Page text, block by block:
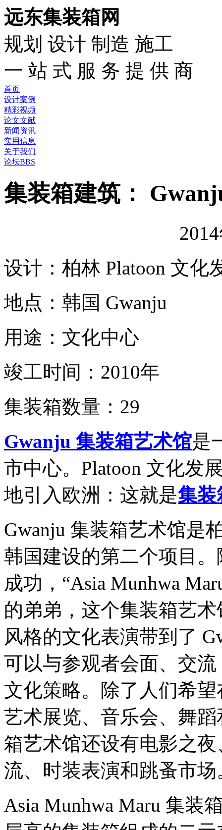
远东集装箱网
规划 设计 制造 施工
一 站 式 服 务 提 供 商
首页
设计案例
精彩视频
论文文献
新闻资讯
实用信息
关于我们
论坛BBS
集装箱建筑：
设计：柏林 Platoon 文化
地点：韩国 Gwanju
用途：文化中心
竣工时间：2010年
集装箱数量：29
Gwanju 集装箱艺术馆是
市中心。Platoon 文化发
地引入欧洲：这就是集装
Gwanju 集装箱艺术馆是
韩国建设的第二个项目
成功，“Asia Munhwa
的弟弟，这个集装箱艺
风格的文化表演带到了
可以与参观者会面、交
文化策略。除了人们希
艺术展览、音乐会、舞
箱艺术馆还设有电影之
流、时装表演和跳蚤市场
Asia Munhwa Maru 集装